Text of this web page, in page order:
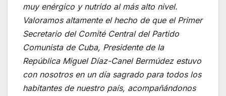
muy enérgico y nutrido al más alto nivel.
Valoramos altamente el hecho de que el Primer
Secretario del Comité Central del Partido
Comunista de Cuba, Presidente de la
República Miguel Díaz-Canel Bermúdez estuvo
con nosotros en un día sagrado para todos los
habitantes de nuestro país, acompañándonos